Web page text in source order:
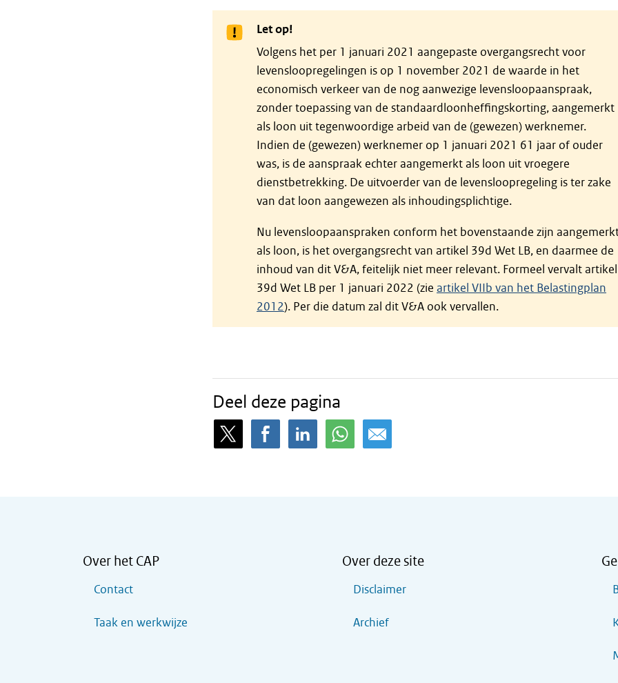
Let op!
Volgens het per 1 januari 2021 aangepaste overgangsrecht voor
levensloopregelingen is op 1 november 2021 de waarde in het
economisch verkeer van de nog aanwezige levensloopaanspraak,
zonder toepassing van de standaardloonheffingskorting, aangemerkt
als loon uit tegenwoordige arbeid van de (gewezen) werknemer.
Indien de (gewezen) werknemer op 1 januari 2021 61 jaar of ouder
was, is de aanspraak echter aangemerkt als loon uit vroegere
dienstbetrekking. De uitvoerder van de levensloopregeling is ter zake
van dat loon aangewezen als inhoudingsplichtige.
Nu levensloopaanspraken conform het bovenstaande zijn
als loon, is het overgangsrecht van artikel 39d Wet LB, en daarmee de
inhoud van dit V&A, feitelijk niet meer relevant. Formeel vervalt artikel
39d Wet LB per 1 januari 2022 (zie artikel VIIb van het Belastingplan
2012). Per die datum zal dit V&A ook vervallen.
Deel deze pagina
Over het CAP
Contact
Taak en werkwijze
Over deze site
Disclaimer
Archief